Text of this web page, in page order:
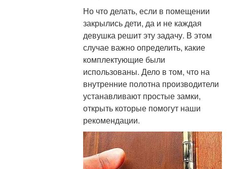
Но что делать, если в помещении
закрылись дети, да и не каждая
девушка решит эту задачу. В этом
случае важно определить, какие
комплектующие были
использованы. Дело в том, что на
внутренние полотна производители
устанавливают простые замки,
открыть которые помогут наши
рекомендации.